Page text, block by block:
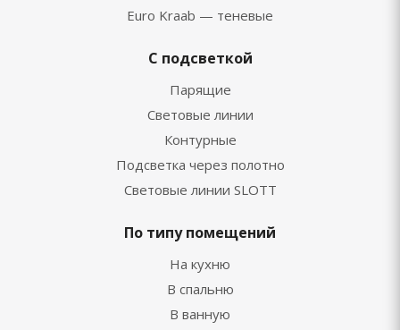
Euro Kraab — теневые
С подсветкой
Парящие
Световые линии
Контурные
Подсветка через полотно
Световые линии SLOTT
По типу помещений
На кухню
В спальню
В ванную